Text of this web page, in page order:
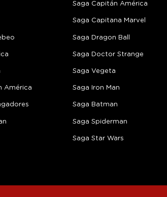
América
Saga Capitán América
Saga Capitana Marvel
Saga Dragon Ball
Saga Doctor Strange
Saga Vegeta
Saga Iron Man
Saga Batman
Saga Spiderman
Saga Star Wars